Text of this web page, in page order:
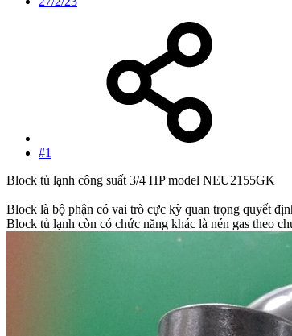
#1
Block tủ lạnh công suất 3/4 HP model NEU2155GK
Block là bộ phận có vai trò cực kỳ quan trọng quyết
Block tủ lạnh còn có chức năng khác là nén gas theo